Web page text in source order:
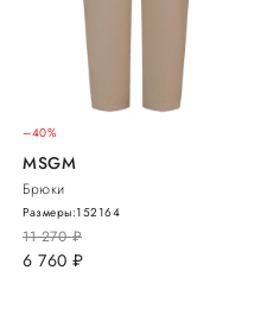
–40%
MSGM
Брюки
11 270руб.
6 760 руб.
Размеры:152164